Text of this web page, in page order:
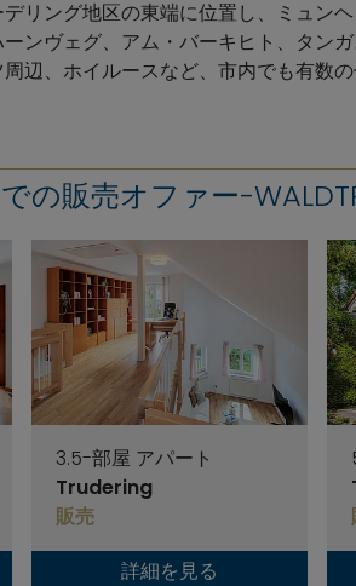
リング地区の東端に位置し、ミュン
ンヴェグ、アム・バーキヒト、タン
辺、ホイルースなど、市内でも有数の
の販売オファー-
3.5-部屋 アパート
Trudering
販売
詳細を見る